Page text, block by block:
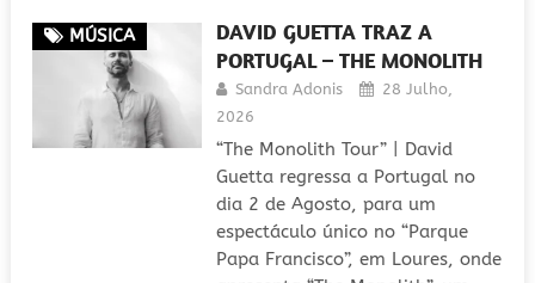
MÚSICA
DAVID GUETTA TRAZ A
PORTUGAL – THE MONOLITH
Sandra Adonis
28 Julho,
2026
“The Monolith Tour” | David
Guetta regressa a Portugal no
dia 2 de Agosto, para um
espectáculo único no “Parque
Papa Francisco”, em Loures, onde